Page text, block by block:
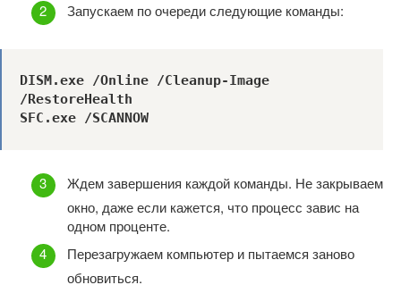
Запускаем по очереди следующие команды:
DISM.exe /Online /Cleanup-Image
/RestoreHealth
SFC.exe /SCANNOW
Ждем завершения каждой команды. Не закрываем
окно, даже если кажется, что процесс завис на
одном проценте.
Перезагружаем компьютер и пытаемся заново
обновиться.